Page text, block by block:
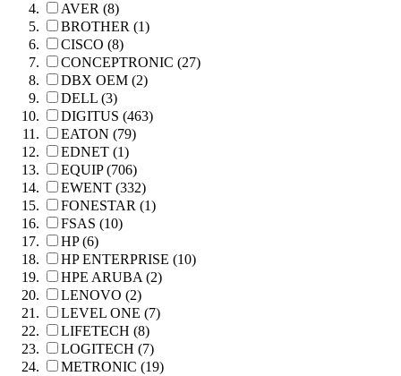
AVER (8)
BROTHER (1)
CISCO (8)
CONCEPTRONIC (27)
DBX OEM (2)
DELL (3)
DIGITUS (463)
EATON (79)
EDNET (1)
EQUIP (706)
EWENT (332)
FONESTAR (1)
FSAS (10)
HP (6)
HP ENTERPRISE (10)
HPE ARUBA (2)
LENOVO (2)
LEVEL ONE (7)
LIFETECH (8)
LOGITECH (7)
METRONIC (19)